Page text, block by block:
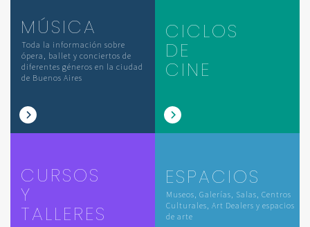
MÚSICA
Toda la información sobre
ópera, ballet y conciertos de
diferentes géneros en la ciudad
de Buenos Aires
CICLOS
DE
CINE
CURSOS
Y
TALLERES
ESPACIOS
Museos, Galerías, Salas, Centros
Culturales, Art Dealers y espacios
de arte